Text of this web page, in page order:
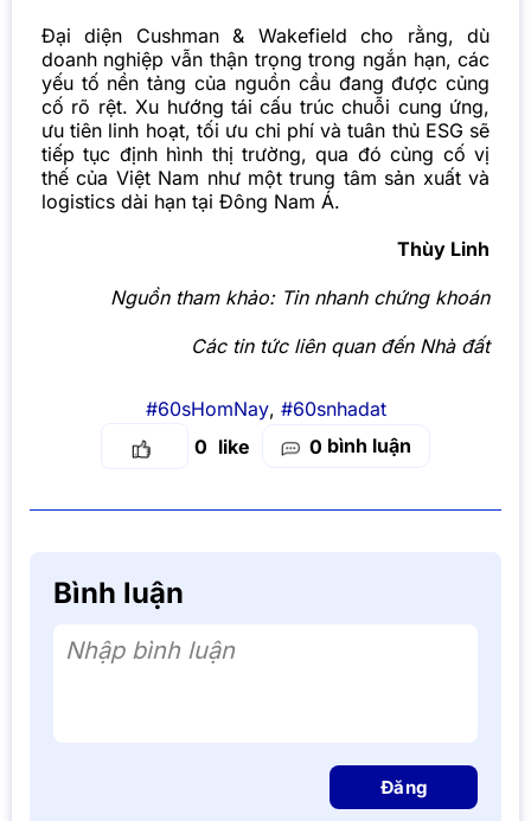
Đại diện Cushman & Wakefield cho rằng, dù
doanh nghiệp vẫn thận trọng trong ngắn hạn, các
yếu tố nền tảng của nguồn cầu đang được củng
cố rõ rệt. Xu hướng tái cấu trúc chuỗi cung ứng,
ưu tiên linh hoạt, tối ưu chi phí và tuân thủ ESG sẽ
tiếp tục định hình thị trường, qua đó củng cố vị
thế của Việt Nam như một trung tâm sản xuất và
logistics dài hạn tại Đông Nam Á.
Thùy Linh
Nguồn tham khảo: Tin nhanh chứng khoán
Các tin tức liên quan đến Nhà đất
#60sHomNay, #60snhadat
0
0 bình luận
Bình luận
Nhập bình luận
Đăng